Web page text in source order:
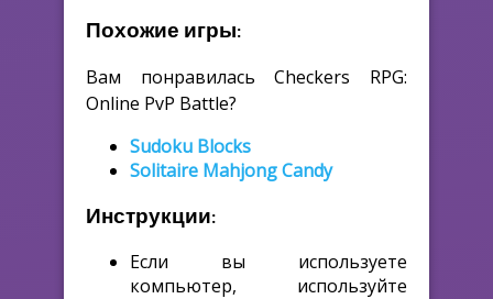
Похожие игры:
Вам понравилась Checkers RPG:
Online PvP Battle?
Sudoku Blocks
Solitaire Mahjong Candy
Инструкции:
Если вы используете
компьютер, используйте